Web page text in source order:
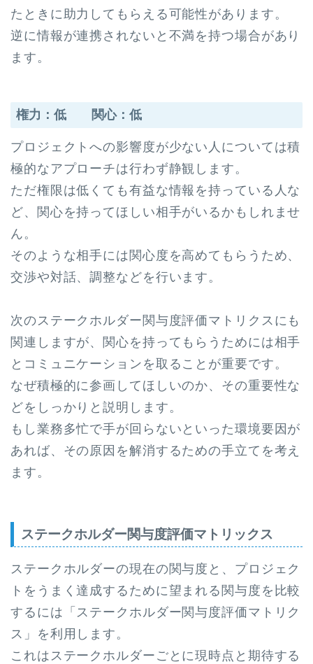
たときに助力してもらえる可能性があります。
逆に情報が連携されないと不満を持つ場合があり
ます。
権力：低 関心：低
プロジェクトへの影響度が少ない人については積
極的なアプローチは行わず静観します。
ただ権限は低くても有益な情報を持っている人な
ど、関心を持ってほしい相手がいるかもしれませ
ん。
そのような相手には関心度を高めてもらうため、
交渉や対話、調整などを行います。
次のステークホルダー関与度評価マトリクスにも
関連しますが、関心を持ってもらうためには相手
とコミュニケーションを取ることが重要です。
なぜ積極的に参画してほしいのか、その重要性な
どをしっかりと説明します。
もし業務多忙で手が回らないといった環境要因が
あれば、その原因を解消するための手立てを考え
ます。
ステークホルダー関与度評価マトリックス
ステークホルダーの現在の関与度と、プロジェク
トをうまく達成するために望まれる関与度を比較
するには「ステークホルダー関与度評価マトリク
ス」を利用します。
これはステークホルダーごとに現時点と期待する